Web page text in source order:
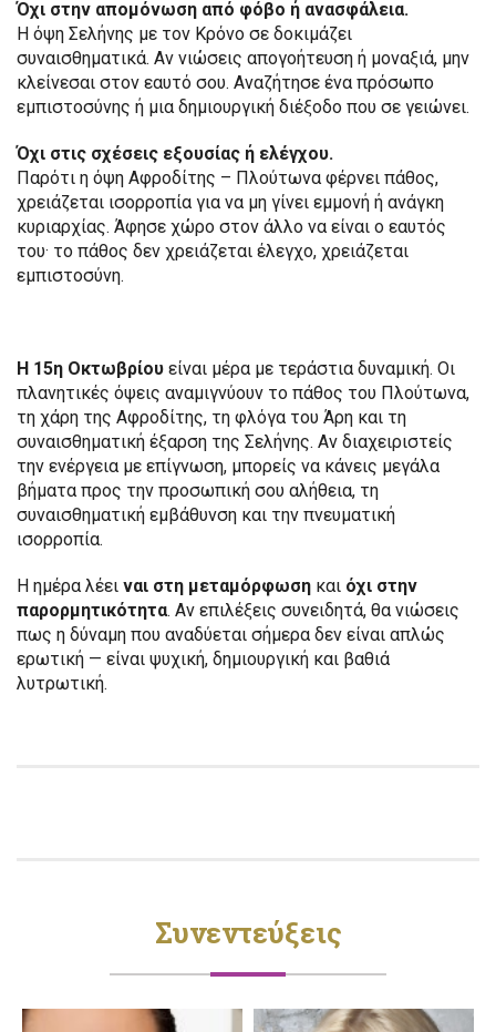
Όχι στην απομόνωση από φόβο ή ανασφάλεια.
Η όψη Σελήνης με τον Κρόνο σε δοκιμάζει
συναισθηματικά. Αν νιώσεις απογοήτευση ή μοναξιά, μην
κλείνεσαι στον εαυτό σου. Αναζήτησε ένα πρόσωπο
εμπιστοσύνης ή μια δημιουργική διέξοδο που σε γειώνει.
Όχι στις σχέσεις εξουσίας ή ελέγχου.
Παρότι η όψη Αφροδίτης – Πλούτωνα φέρνει πάθος,
χρειάζεται ισορροπία για να μη γίνει εμμονή ή ανάγκη
κυριαρχίας. Άφησε χώρο στον άλλο να είναι ο εαυτός
του· το πάθος δεν χρειάζεται έλεγχο, χρειάζεται
εμπιστοσύνη.
Η 15η Οκτωβρίου είναι μέρα με τεράστια δυναμική. Οι
πλανητικές όψεις αναμιγνύουν το πάθος του Πλούτωνα,
τη χάρη της Αφροδίτης, τη φλόγα του Άρη και τη
συναισθηματική έξαρση της Σελήνης. Αν διαχειριστείς
την ενέργεια με επίγνωση, μπορείς να κάνεις μεγάλα
βήματα προς την προσωπική σου αλήθεια, τη
συναισθηματική εμβάθυνση και την πνευματική
ισορροπία.
Η ημέρα λέει ναι στη μεταμόρφωση και όχι στην
παρορμητικότητα. Αν επιλέξεις συνειδητά, θα νιώσεις
πως η δύναμη που αναδύεται σήμερα δεν είναι απλώς
ερωτική — είναι ψυχική, δημιουργική και βαθιά
λυτρωτική.
Συνεντεύξεις